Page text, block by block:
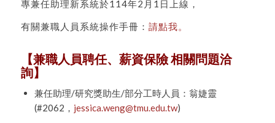
專兼任助理新系統於114年2月1日上線，
有關兼職人員系統操作手冊： 請點我。
【兼職人員聘任、薪資保險 相關問題洽
詢】
兼任助理/研究獎助生/部分工時人員：翁婕靈
(#2062， jessica.weng@tmu.edu.tw)